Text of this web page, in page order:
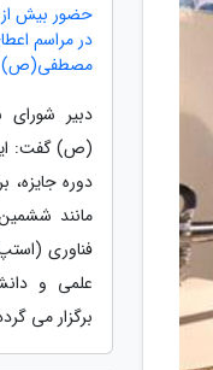
در مراسم
مصطفی(ص)
دبیر
(ص) گفت:
دوره جایزه،
مانند
علمی و
برگزار می